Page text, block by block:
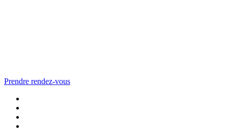
Prendre rendez-vous